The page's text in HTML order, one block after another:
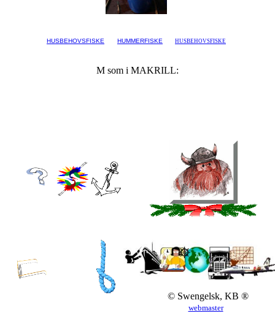
HUSBEHOVSFISKE HUMMERFISKE HUSBEHOVSFISKE
M som i MAKRILL:
© Swengelsk, KB ®
webmaster